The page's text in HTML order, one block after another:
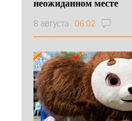
8 августа 06:02